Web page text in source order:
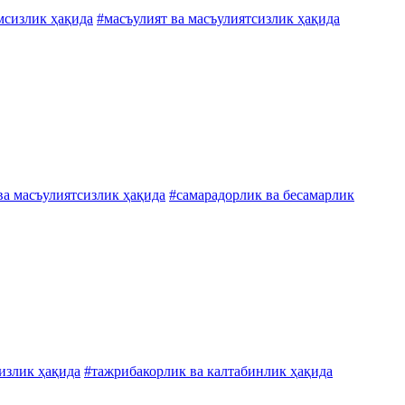
ҳақида #масъулият ва масъулиятсизлик ҳақида
масъулиятсизлик ҳақида #самарадорлик ва бесамарлик
ҳақида #тажрибакорлик ва калтабинлик ҳақида